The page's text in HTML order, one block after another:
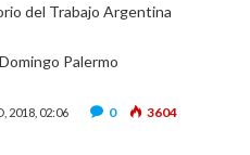
del Trabajo Argentina
Palermo
2018, 02:06 0 3604